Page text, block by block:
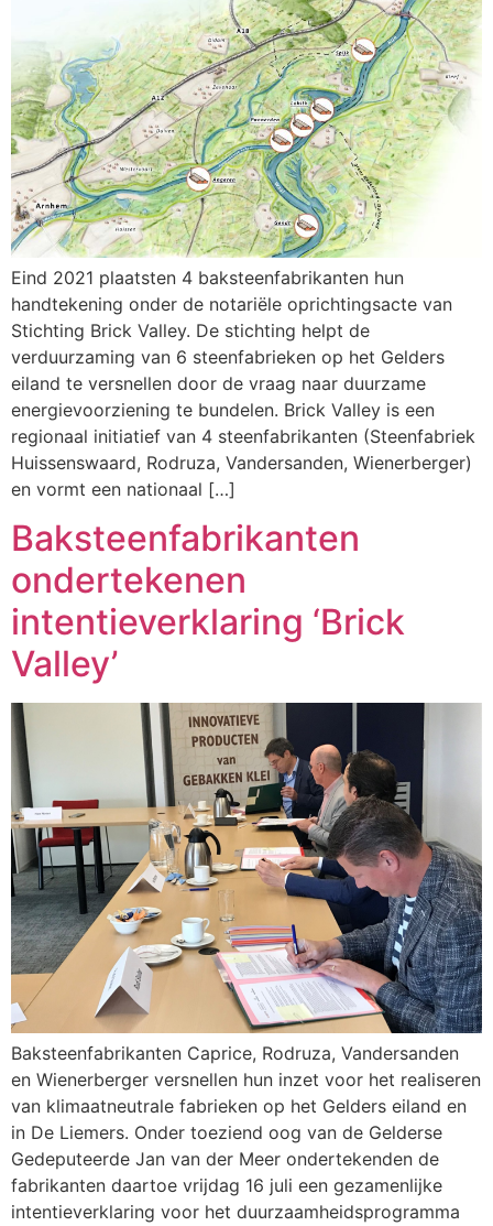
Eind 2021 plaatsten 4 baksteenfabrikanten hun
handtekening onder de notariële oprichtingsacte van
Stichting Brick Valley. De stichting helpt de
verduurzaming van 6 steenfabrieken op het Gelders
eiland te versnellen door de vraag naar duurzame
energievoorziening te bundelen. Brick Valley is een
regionaal initiatief van 4 steenfabrikanten (Steenfabriek
Huissenswaard, Rodruza, Vandersanden, Wienerberger)
en vormt een nationaal […]
Baksteenfabrikanten
ondertekenen
intentieverklaring ‘Brick
Valley’
Baksteenfabrikanten Caprice, Rodruza, Vandersanden
en Wienerberger versnellen hun inzet voor het realiseren
van klimaatneutrale fabrieken op het Gelders eiland en
in De Liemers. Onder toeziend oog van de Gelderse
Gedeputeerde Jan van der Meer ondertekenden de
fabrikanten daartoe vrijdag 16 juli een gezamenlijke
intentieverklaring voor het duurzaamheidsprogramma